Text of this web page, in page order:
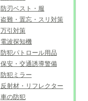
防刃ベスト・服
盗難・置忘・スリ対策
万引対策
電波探知機
防犯パトロール用品
保安・交通誘導警備
防犯ミラー
反射材・リフレクター
車の防犯